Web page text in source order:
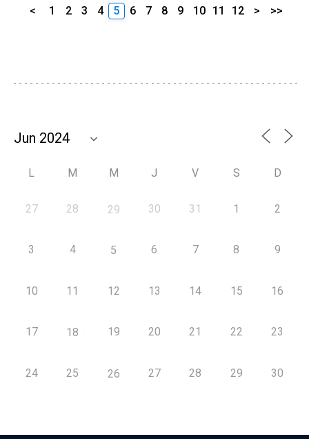
< 1 2 3 4 5 6 7 8 9 10 11 12 > >>
L M M J V S D
27 28 29 30 31 1 2
3 4 5 6 7 8 9
10 11 12 13 14 15 16
17 18 19 20 21 22 23
24 25 26 27 28 29 30